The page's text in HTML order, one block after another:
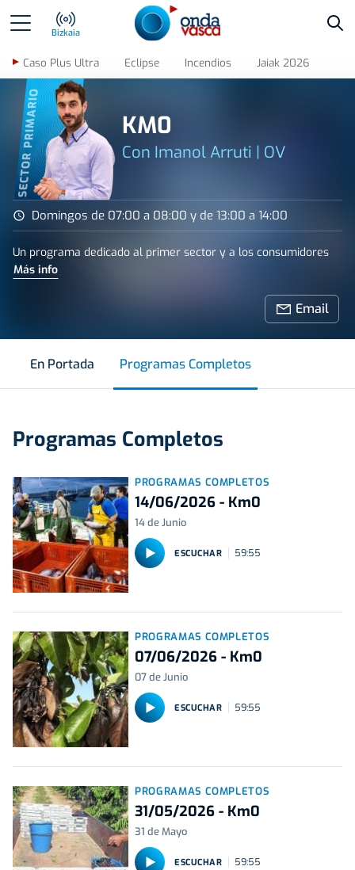
Bizkaia
Caso Plus Ultra Eclipse Incendios Jaiak 2026
SECTOR PRIMARIO KM0
Con Imanol Arruti | OV
Domingos de 07:00 a 08:00 y de 13:00 a 14:00
Un programa dedicado al primer sector y a los consumidores
Más info
Email
En Portada Programas Completos
Programas Completos
PROGRAMAS COMPLETOS
14/06/2026 - Km0
14 de Junio
ESCUCHAR 59:55
PROGRAMAS COMPLETOS
07/06/2026 - Km0
07 de Junio
ESCUCHAR 59:55
PROGRAMAS COMPLETOS
31/05/2026 - Km0
31 de Mayo
ESCUCHAR 59:55